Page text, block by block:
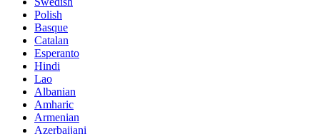
Polish
Basque
Catalan
Esperanto
Hindi
Lao
Albanian
Amharic
Armenian
Azerbaijani